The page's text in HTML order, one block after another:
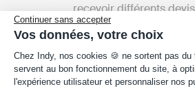
Continuer sans accepter
Vos données, votre choix
Plateforme de Gestion du
Chez Indy, nos cookies 🍪 ne sortent pas du
servent au bon fonctionnement du site, à
l'expérience utilisateur et personnaliser nos
recevoir différents
les coûts par rapport
Cela vous donnera
d'ensemble des
disponibles à